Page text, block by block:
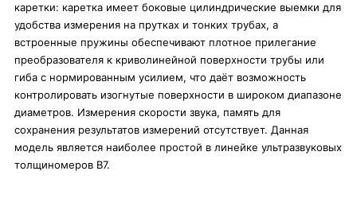
каретки: каретка имеет боковые цилиндрические выемки для
удобства измерения на прутках и тонких трубах, а
встроенные пружины обеспечивают плотное прилегание
преобразователя к криволинейной поверхности трубы или
гиба с нормированным усилием, что даёт возможность
контролировать изогнутые поверхности в широком диапазоне
диаметров. Измерения скорости звука, память для
сохранения результатов измерений отсутствует. Данная
модель является наиболее простой в линейке ультразвуковых
толщиномеров В7.